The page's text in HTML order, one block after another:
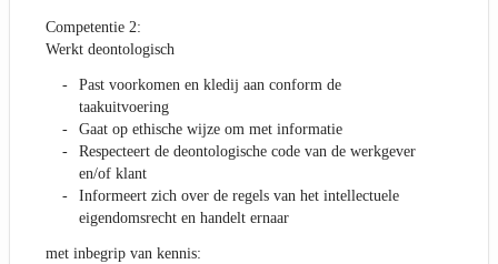
Competentie 2:
Werkt deontologisch
Past voorkomen en kledij aan conform de
taakuitvoering
Gaat op ethische wijze om met informatie
Respecteert de deontologische code van de werkgever
en/of klant
Informeert zich over de regels van het intellectuele
eigendomsrecht en handelt ernaar
met inbegrip van kennis: